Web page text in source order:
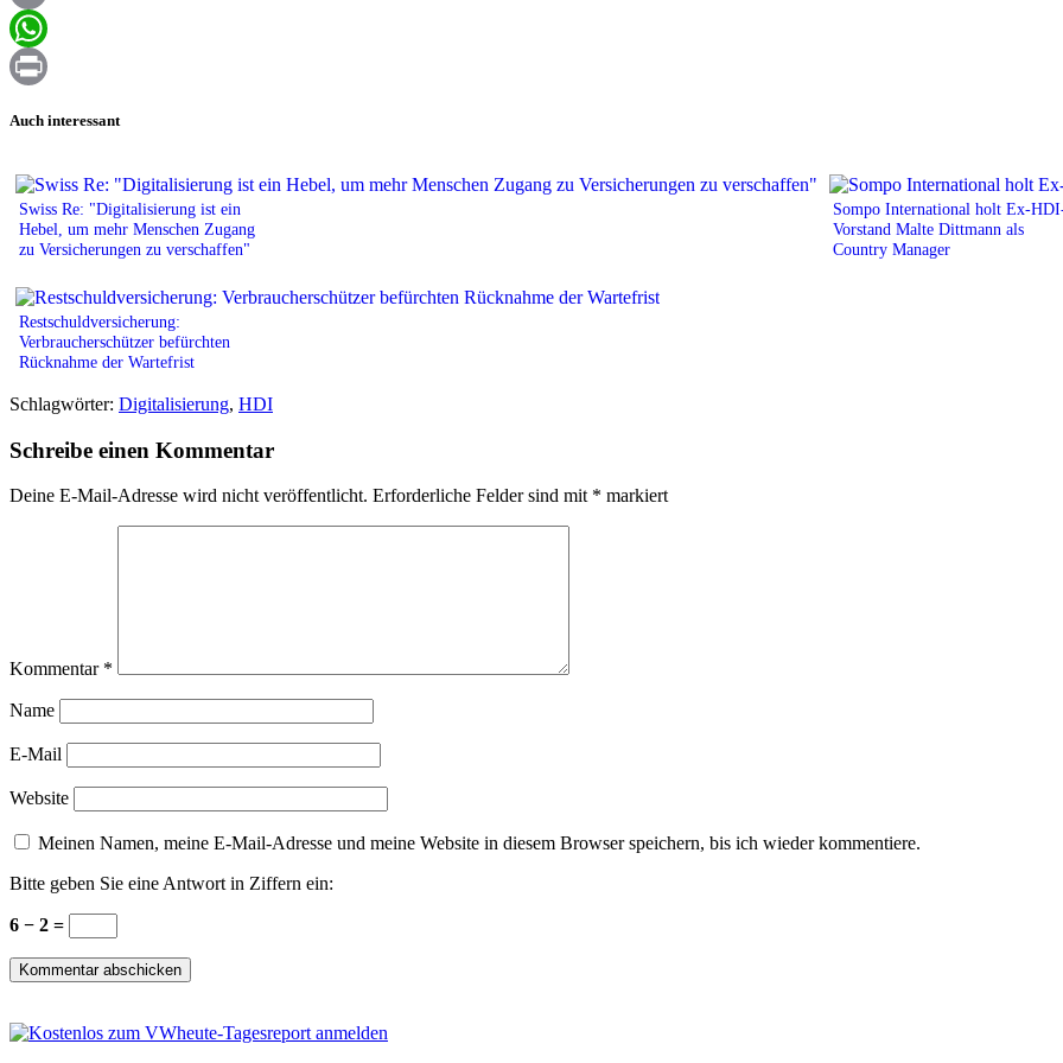
Email
WhatsApp
Auch interessant
Swiss Re: "Digitalisierung ist ein
Hebel, um mehr Menschen Zugang
zu Versicherungen zu verschaffen"
Sompo International holt Ex-
Vorstand Malte Dittmann als
Country Manager
Restschuldversicherung:
Verbraucherschützer befürchten
Rücknahme der Wartefrist
Schlagwörter: Digitalisierung, HDI
Schreibe einen Kommentar
Deine E-Mail-Adresse wird nicht veröffentlicht. Erforderliche Felder sind mit * markiert
Kommentar *
Name
E-Mail
Website
Meinen Namen, meine E-Mail-Adresse und meine Website in diesem Browser speichern, bis ich wieder kommentiere.
Bitte geben Sie eine Antwort in Ziffern ein:
6 − 2 =